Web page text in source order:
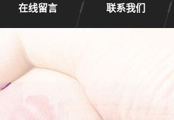
在线留言 联系我们